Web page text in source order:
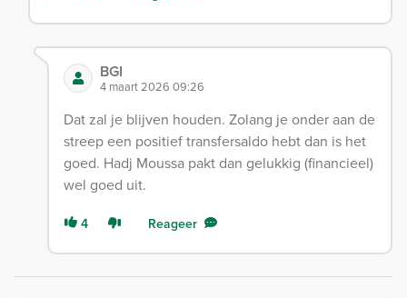
BGI
4 maart 2026 09:26
Dat zal je blijven houden. Zolang je onder aan de
streep een positief transfersaldo hebt dan is het
goed. Hadj Moussa pakt dan gelukkig (financieel)
wel goed uit.
4 Reageer